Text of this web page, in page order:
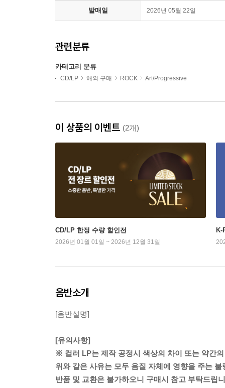
발매일 2026년 05월 22일
관련분류
카테고리 분류
CD/LP 해외 구매 ROCK Art/Progressive
이 상품의 이벤트 (2개)
CD/LP 한정 수량 할인전
2026년 01월 01일 ~ 2026년 12월 31일
K-
음반소개
[음반설명]
[유의사항]
※ 컬러 LP는 제작 공정시 색상의 차이 또는 약간
위와 같은 사유는 모두 음질 자체에 영향을 주는 불
반품 및 교환은 불가하오니 구매시 참고 부탁드립